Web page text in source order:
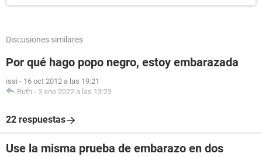
Discusiones similares
Por qué hago popo negro, estoy embarazada
isai - 16 oct 2012 a las 19:21
Ruth - 3 ene 2022 a las 13:23
22 respuestas
Use la misma prueba de embarazo en dos